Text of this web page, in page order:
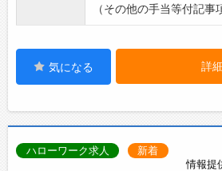
（その他の手当等付記事
気になる 詳
情報提
ハローワーク求人 新着